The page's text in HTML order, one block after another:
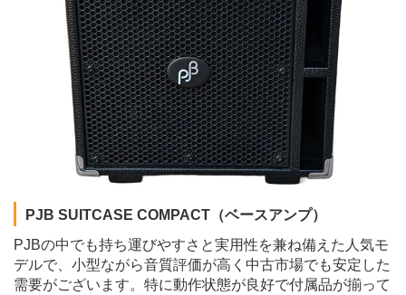
PJB SUITCASE COMPACT（ベースアンプ）
PJBの中でも持ち運びやすさと実用性を兼ね備えた人気モ
デルで、小型ながら音質評価が高く中古市場でも安定した
需要がございます。特に動作状態が良好で付属品が揃って